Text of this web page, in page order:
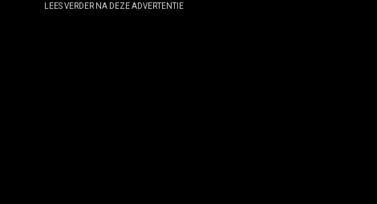
LEES VERDER NA DEZE ADVERTENTIE